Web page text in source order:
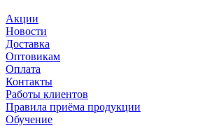
Акции
Новости
Доставка
Оптовикам
Оплата
Контакты
Работы клиентов
Правила приёма продукции
Обучение